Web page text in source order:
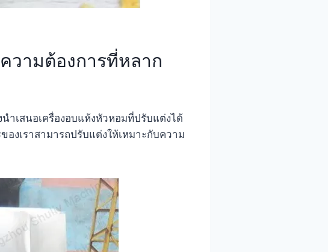
วามต้องการที่หลาก
ำเสนอเครื่องอบแห้งหัวหอมที่ปรับแต่งได้
งเราสามารถปรับแต่งให้เหมาะกับความ